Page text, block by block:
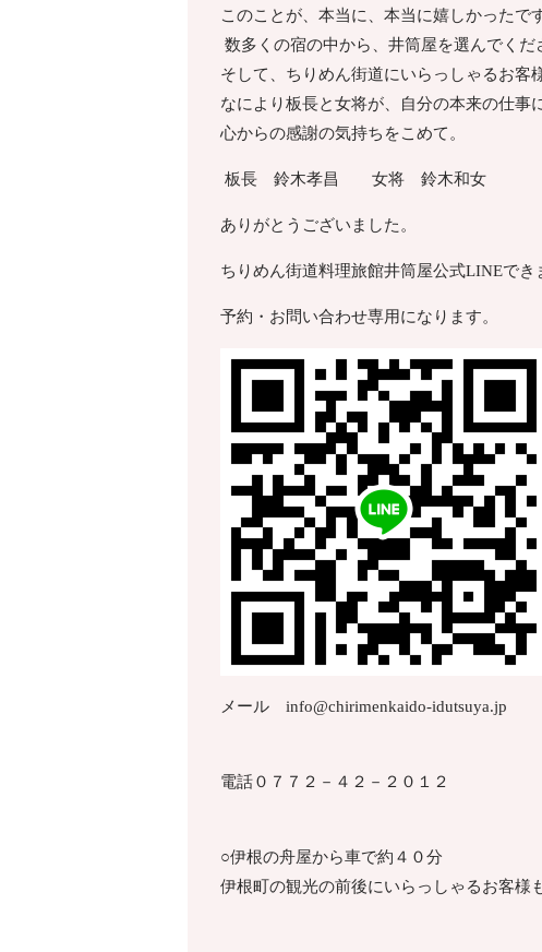
このことが、本当に、本当に嬉しかったです
数多くの宿の中から、井筒屋を選んでくだ
そして、ちりめん街道にいらっしゃるお客
なにより板長と女将が、自分の本来の仕事
心からの感謝の気持ちをこめて。
板長 鈴木孝昌 女将 鈴木和女
ありがとうございました。
ちりめん街道料理旅館井筒屋公式LINEでき
予約・お問い合わせ専用になります。
メール info@chirimenkaido-idutsuya.jp
電話０７７２－４２－２０１２
○伊根の舟屋から車で約４０分
伊根町の観光の前後にいらっしゃるお客様